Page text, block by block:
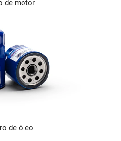
de motor
de óleo